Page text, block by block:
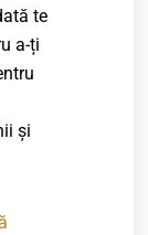
te
a-ți
și